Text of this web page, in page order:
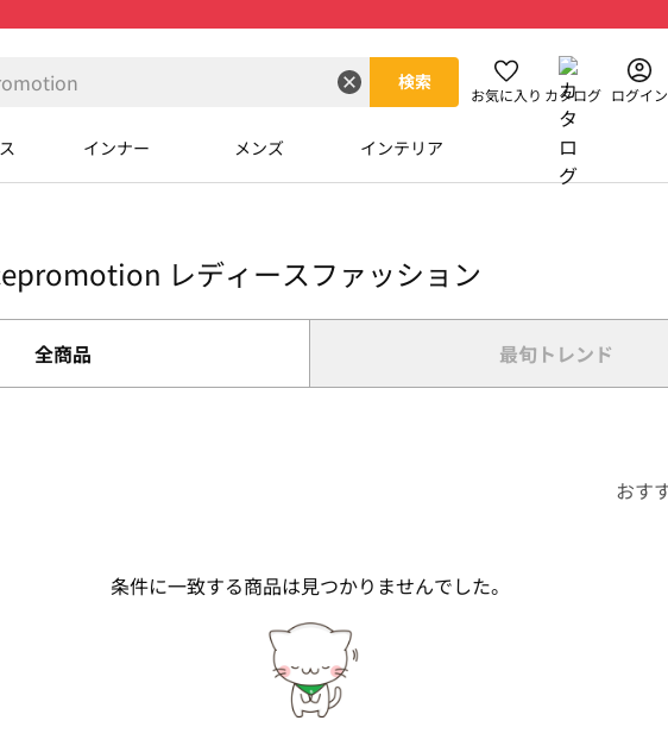
検索
お気に入り カタログ ログイン
インナー メンズ インテリア
レディースファッション
全商品 最旬トレンド
条件に一致する商品は見つかりませんでした。